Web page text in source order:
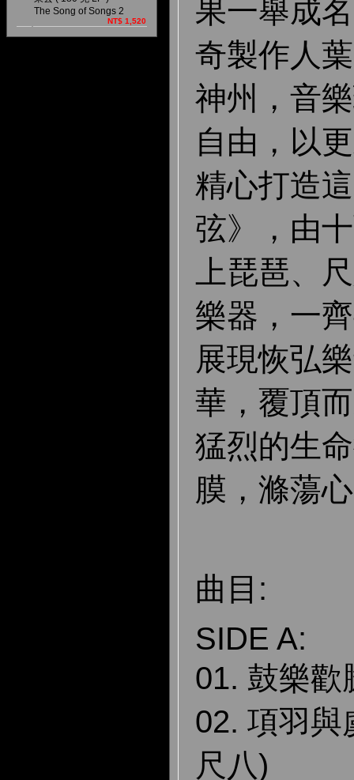
The Song of Songs 2
NT$ 1,520
果一舉成
奇製作人
神州，音
自由，以
精心打造
弦》，由
上琵琶、
樂器，一
展現恢弘
華，覆頂
猛烈的生
膜，滌蕩
曲目:
SIDE A:
01. 鼓樂歡
02. 項羽與
尺八)